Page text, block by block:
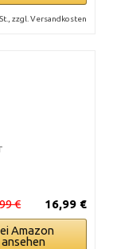
zzgl. Versandkosten
16,99 €
€
Amazon
ansehen